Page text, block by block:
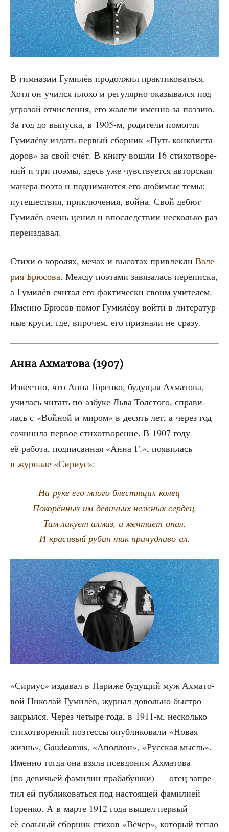
В гим­на­зии Гуми­лёв про­дол­жил прак­ти­ко­вать­ся.
Хотя он учил­ся пло­хо и регу­ляр­но ока­зы­вал­ся под
угро­зой отчис­ле­ния, его жале­ли имен­но за поэ­зию.
За год до выпус­ка, в 1905‑м, роди­те­ли помог­ли
Гуми­лё­ву издать пер­вый сбор­ник «Путь кон­кви­ста­
до­ров» за свой счёт. В кни­гу вошли 16 сти­хо­тво­ре­
ний и три поэ­мы, здесь уже чув­ству­ет­ся автор­ская
мане­ра поэта и под­ни­ма­ют­ся его люби­мые темы:
путе­ше­ствия, при­клю­че­ния, вой­на. Свой дебют
Гуми­лёв очень ценил и впо­след­ствии несколь­ко раз
переиздавал.
Сти­хи о коро­лях, мечах и высо­тах при­влек­ли Вале­
рия Брю­со­ва. Меж­ду поэта­ми завя­за­лась пере­пис­ка,
а Гуми­лёв счи­тал его фак­ти­че­ски сво­им учи­те­лем.
Имен­но Брю­сов помог Гуми­лё­ву вой­ти в лите­ра­тур­
ные кру­ги, где, впро­чем, его при­зна­ли не сразу.
Анна Ахматова (1907)
Извест­но, что Анна Горен­ко, буду­щая Ахма­то­ва,
учи­лась читать по азбу­ке Льва Тол­сто­го, спра­ви­
лась с «Вой­ной и миром» в десять лет, а через год
сочи­ни­ла пер­вое сти­хо­тво­ре­ние. В 1907 году
её рабо­та, под­пи­сан­ная «Анна Г.», появи­лась
в жур­на­ле «Сири­ус»:
На руке его мно­го бле­стя­щих колец —
Поко­рён­ных им деви­чьих неж­ных сердец.
Там лику­ет алмаз, и меч­та­ет опал,
И кра­си­вый рубин так при­чуд­ли­во ал.
«Сири­ус» изда­вал в Пари­же буду­щий муж Ахма­то­
вой Нико­лай Гуми­лёв, жур­нал доволь­но быст­ро
закрыл­ся. Через четы­ре года, в 1911‑м, несколь­ко
сти­хо­тво­ре­ний поэтес­сы опуб­ли­ко­ва­ли «Новая
жизнь», Gaudeamus, «Апол­лон», «Рус­ская мысль».
Имен­но тогда она взя­ла псев­до­ним Ахма­то­ва
(по деви­чьей фами­лии пра­ба­буш­ки) — отец запре­
тил ей пуб­ли­ко­вать­ся под насто­я­щей фами­ли­ей
Горен­ко. А в мар­те 1912 года вышел пер­вый
её соль­ный сбор­ник сти­хов «Вечер», кото­рый теп­ло